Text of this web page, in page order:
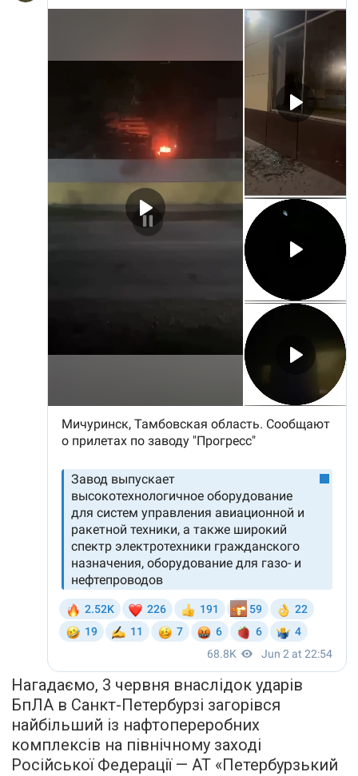
Нагадаємо, 3 червня внаслідок ударів
БпЛА в Санкт-Петербурзі загорівся
найбільший із нафтопереробних
комплексів на північному заході
Російської Федерації — АТ «Петербурзький